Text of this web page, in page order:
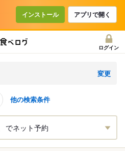
インストール アプリで開く
ログイン
変更
他の検索条件
でネット予約